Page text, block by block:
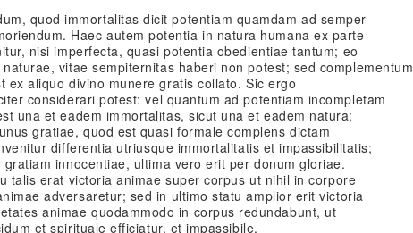
quod immortalitas dicit potentiam quamdam ad semper
Haec autem potentia in natura humana ex parte
nisi imperfecta, quasi potentia obedientiae tantum; eo
vitae sempiternitas haberi non potest; sed complementum
ex aliquo divino munere gratis collato. Sic ergo
considerari potest: vel quantum ad potentiam incompletam
una et eadem immortalitas, sicut una et eadem natura;
gratiae, quod est quasi formale complens dictam
differentia utriusque immortalitatis et impassibilitatis;
innocentiae, ultima vero erit per donum gloriae.
talis erat victoria animae super corpus ut nihil in corpore
adversaretur; sed in ultimo statu amplior erit victoria
animae quodammodo in corpus redundabunt, ut
et spirituale efficiatur, et impassibile.